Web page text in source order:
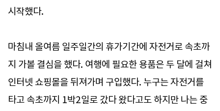
시작했다.
마침내 올여름 일주일간의 휴가기간에 자전거로 속초까
지 가볼 결심을 했다. 여행에 필요한 용품은 두 달에 걸쳐
인터넷 쇼핑몰을 뒤져가며 구입했다. 누구는 자전거를
타고 속초까지 1박2일로 갔다 왔다고도 하지만 나는 중